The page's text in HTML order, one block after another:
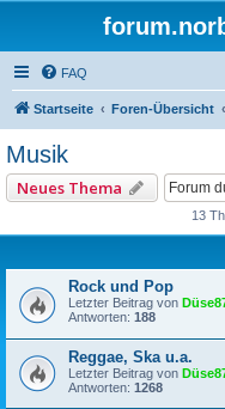
FAQ
Startseite Foren-Übersicht
Musik
Neues Thema
13
Rock und Pop
Letzter Beitrag von
Antworten: 188
Reggae, Ska u.a.
Letzter Beitrag von
Antworten: 1268